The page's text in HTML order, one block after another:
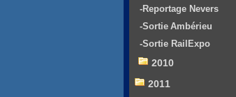
-Reportage Nevers
-Sortie Ambérieu
-Sortie RailExpo
2010
2011